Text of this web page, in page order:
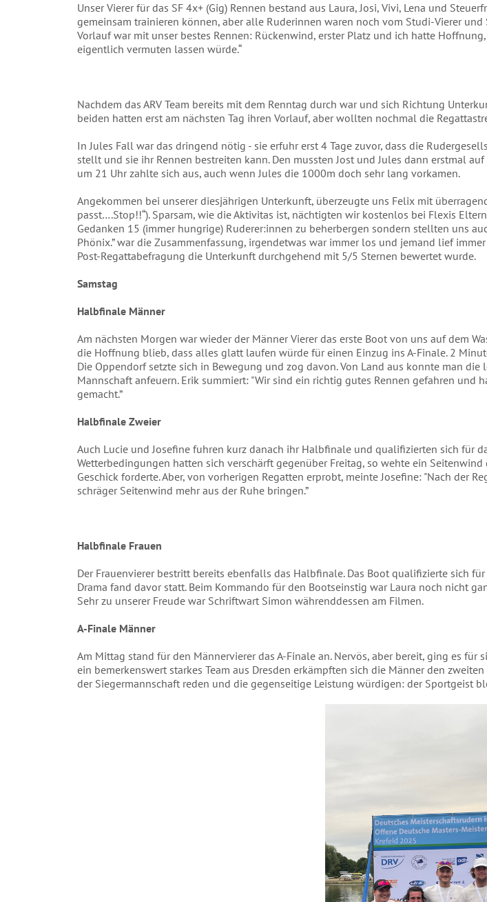
Unser Vierer für das SF 4x+ (Gig) Rennen bestand aus Laura, Josi, Vivi, Lena und
gemeinsam trainieren können, aber alle Ruderinnen waren noch vom Studi-Vierer
Vorlauf war mit unser bestes Rennen: Rückenwind, erster Platz und ich hatte
eigentlich vermuten lassen würde.“
Nachdem das ARV Team bereits mit dem Renntag durch war und sich Richtung
beiden hatten erst am nächsten Tag ihren Vorlauf, aber wollten nochmal die
In Jules Fall war das dringend nötig - sie erfuhr erst 4 Tage zuvor, dass die
stellt und sie ihr Rennen bestreiten kann. Den mussten Jost und Jules dann erstmal
um 21 Uhr zahlte sich aus, auch wenn Jules die 1000m doch sehr lang vorkamen.
Angekommen bei unserer diesjährigen Unterkunft, überzeugte uns Felix mit
passt….Stop!!“). Sparsam, wie die Aktivitas ist, nächtigten wir kostenlos bei Flexis
Gedanken 15 (immer hungrige) Ruderer:innen zu beherbergen sondern stellten uns
Phönix.” war die Zusammenfassung, irgendetwas war immer los und jemand lief
Post-Regattabefragung die Unterkunft durchgehend mit 5/5 Sternen bewertet wurde.
Samstag
Halbfinale Männer
Am nächsten Morgen war wieder der Männer Vierer das erste Boot von uns auf dem
die Hoffnung blieb, dass alles glatt laufen würde für einen Einzug ins A-Finale. 2
Die Oppendorf setzte sich in Bewegung und zog davon. Von Land aus konnte man
Mannschaft anfeuern. Erik summiert: "Wir sind ein richtig gutes Rennen gefahren und
gemacht.”
Halbfinale Zweier
Auch Lucie und Josefine fuhren kurz danach ihr Halbfinale und qualifizierten sich für
Wetterbedingungen hatten sich verschärft gegenüber Freitag, so wehte ein
Geschick forderte. Aber, von vorherigen Regatten erprobt, meinte Josefine: "Nach der
schräger Seitenwind mehr aus der Ruhe bringen.”
Halbfinale Frauen
Der Frauenvierer bestritt bereits ebenfalls das Halbfinale. Das Boot qualifizierte sich
Drama fand davor statt. Beim Kommando für den Bootseinstig war Laura noch nicht
Sehr zu unserer Freude war Schriftwart Simon währenddessen am Filmen.
A-Finale Männer
Am Mittag stand für den Männervierer das A-Finale an. Nervös, aber bereit, ging es
ein bemerkenswert starkes Team aus Dresden erkämpften sich die Männer den
der Siegermannschaft reden und die gegenseitige Leistung würdigen: der Sportgeist